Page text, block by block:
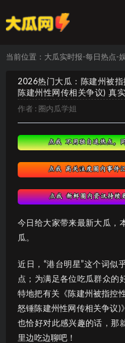
当前位置： 大瓜实时报-每日热点-
2026热门大瓜：陈建州被
陈建州性网传相关争议) 真
作者 : 圈内瓜学姐
今日给大家带来最新大瓜，
瓜。
近日，“港台明星”这个词似
点；为满足各位吃瓜群众的
特地把有关《陈建州被指控
怒锤陈建州性网传相关争议)
也恰好对此感兴趣的话，那
里边吃边聊吧！